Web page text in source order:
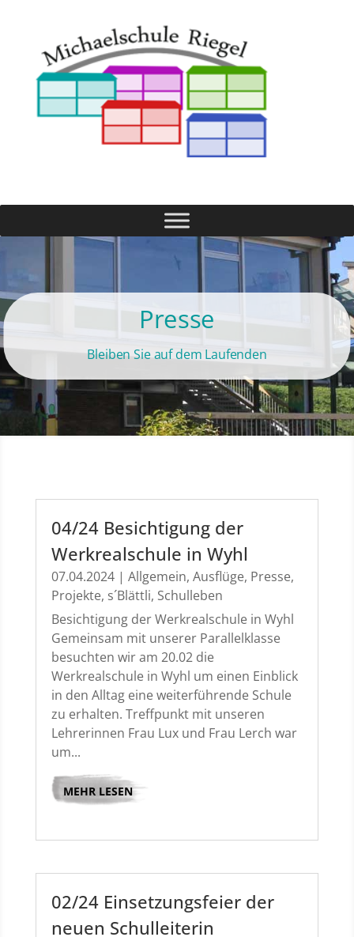
Presse
Bleiben Sie auf dem Laufenden
04/24 Besichtigung der
Werkrealschule in Wyhl
07.04.2024| Allgemein, Ausflüge, Presse,
Projekte, s´Blättli, Schulleben
Besichtigung der Werkrealschule in Wyhl
Gemeinsam mit unserer Parallelklasse
besuchten wir am 20.02 die
Werkrealschule in Wyhl um einen Einblick
in den Alltag eine weiterführende Schule
zu erhalten. Treffpunkt mit unseren
Lehrerinnen Frau Lux und Frau Lerch war
um...
MEHR LESEN
02/24 Einsetzungsfeier der
neuen Schulleiterin